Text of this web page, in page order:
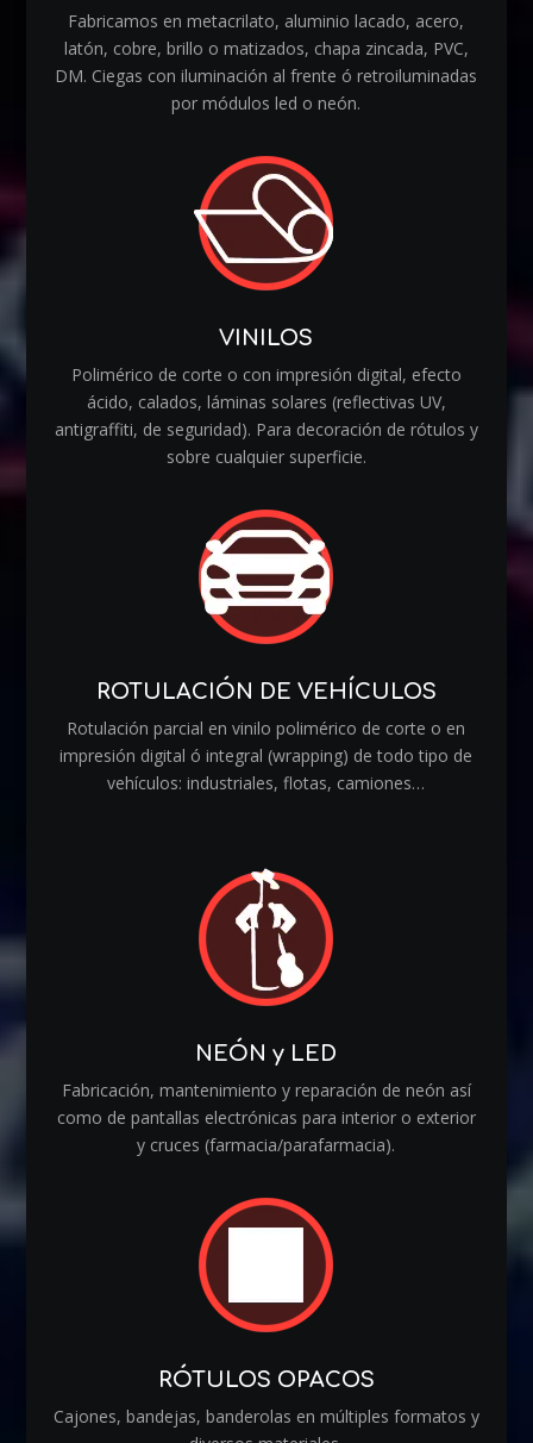
Fabricamos en metacrilato, aluminio lacado, acero,
latón, cobre, brillo o matizados, chapa zincada, PVC,
DM. Ciegas con iluminación al frente ó retroiluminadas
por módulos led o neón.
VINILOS
Polimérico de corte o con impresión digital, efecto
ácido, calados, láminas solares (reflectivas UV,
antigraffiti, de seguridad). Para decoración de rótulos y
sobre cualquier superficie.
ROTULACIÓN DE VEHÍCULOS
Rotulación parcial en vinilo polimérico de corte o en
impresión digital ó integral (wrapping) de todo tipo de
vehículos: industriales, flotas, camiones…
NEÓN y LED
Fabricación, mantenimiento y reparación de neón así
como de pantallas electrónicas para interior o exterior
y cruces (farmacia/parafarmacia).
RÓTULOS OPACOS
Cajones, bandejas, banderolas en múltiples formatos y